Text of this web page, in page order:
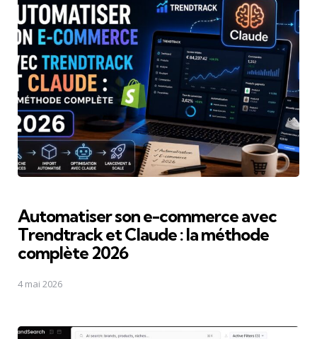
Automatiser son e-commerce avec
Trendtrack et Claude : la méthode
complète 2026
4 mai 2026